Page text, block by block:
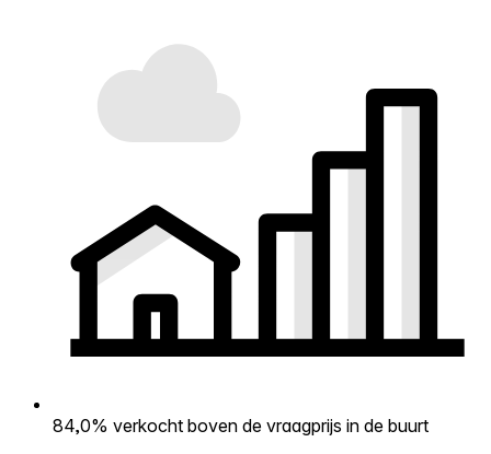
84,0% verkocht boven de vraagprijs in de buurt